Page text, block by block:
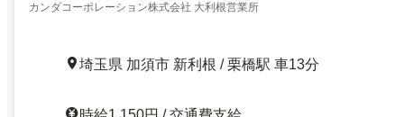
カンダコーポレーション株式会社 大利根営業所
埼玉県 加須市 新利根 / 栗橋駅 車13分